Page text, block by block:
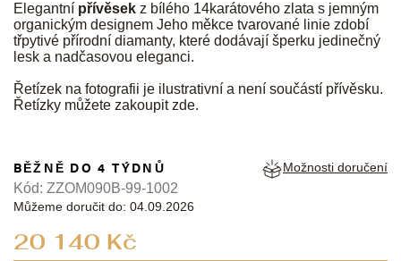
Elegantní přívěsek z bílého 14karátového zlata s jemným
organickým designem Jeho měkce tvarované linie zdobí
třpytivé přírodní diamanty, které dodávají šperku jedinečný
lesk a nadčasovou eleganci.
Řetízek na fotografii je ilustrativní a není součástí přívěsku.
Řetízky můžete zakoupitzde.
20 140 Kč
BĚŽNĚ DO 4 TÝDNŮ
Můžeme doručit do: 04.09.2026
Možnosti doručení
Kód: ZZOM090B-99-1002